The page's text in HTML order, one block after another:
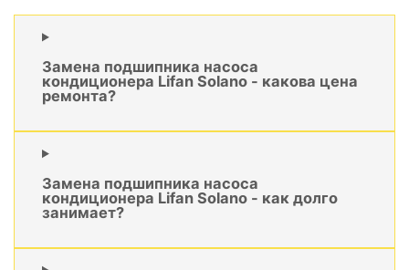
Замена подшипника насоса
кондиционера Lifan Solano - какова цена
ремонта?
Замена подшипника насоса
кондиционера Lifan Solano - как долго
занимает?